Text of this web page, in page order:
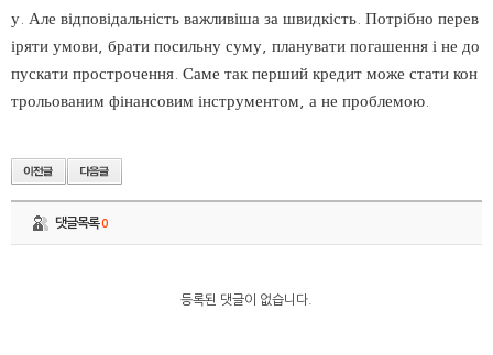
у. Але відповідальність важливіша за швидкість. Потрібно перев
іряти умови, брати посильну суму, планувати погашення і не до
пускати прострочення. Саме так перший кредит може стати кон
трольованим фінансовим інструментом, а не проблемою.
댓글목록0
등록된 댓글이 없습니다.